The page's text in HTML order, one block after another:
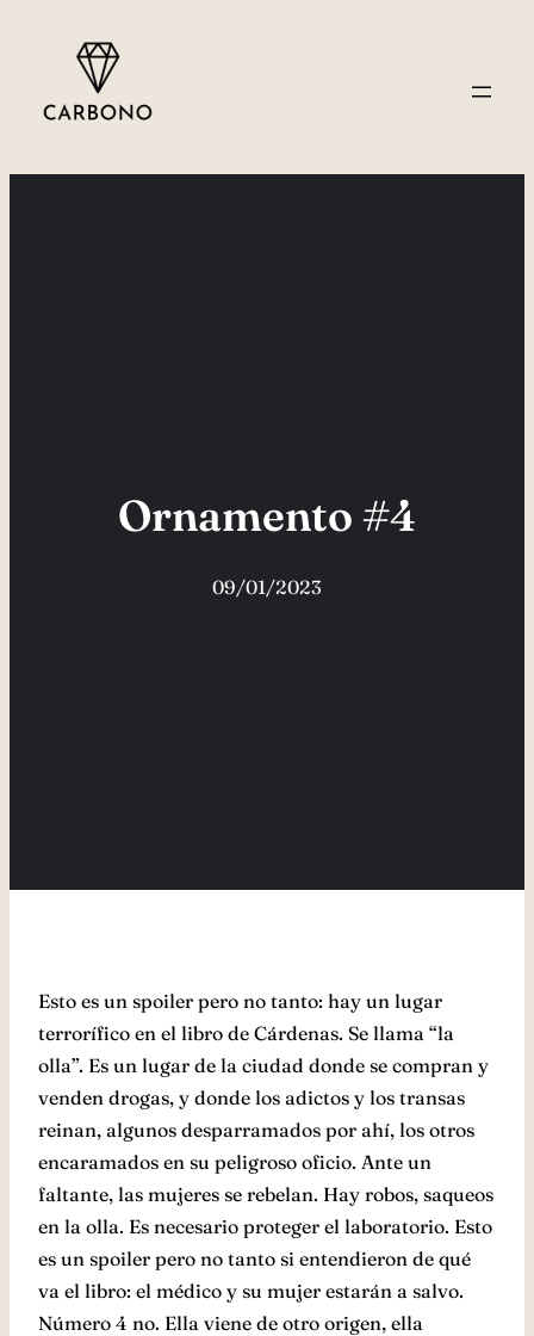
contenido
Ornamento #4
09/01/2023
Esto es un spoiler pero no tanto: hay un lugar
terrorífico en el libro de Cárdenas. Se llama “la
olla”. Es un lugar de la ciudad donde se compran y
venden drogas, y donde los adictos y los transas
reinan, algunos desparramados por ahí, los otros
encaramados en su peligroso oficio. Ante un
faltante, las mujeres se rebelan. Hay robos, saqueos
en la olla. Es necesario proteger el laboratorio. Esto
es un spoiler pero no tanto si entendieron de qué
va el libro: el médico y su mujer estarán a salvo.
Número 4 no. Ella viene de otro origen, ella